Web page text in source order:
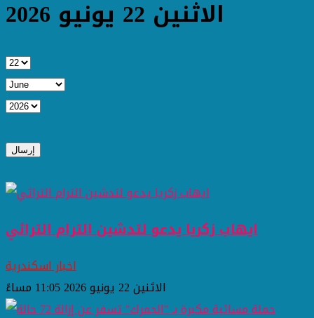
الاثنين 22 يونيو 2026
ايهاب زكريا يدعو لتدشين الترام التراثي
اخبار اسكندرية
الاثنين 22 يونيو 2026 11:05 مساءً